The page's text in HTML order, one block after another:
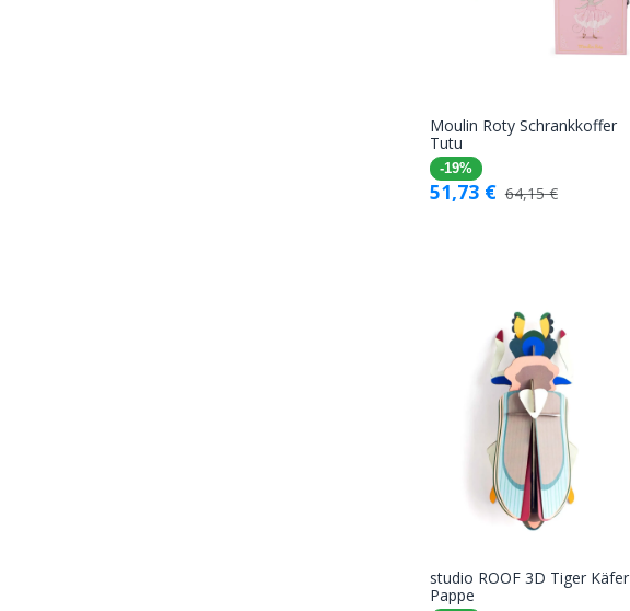
Moulin Roty Schrankkoffer
Tutu
-19%
51,73€ 64,15€
In den
studio ROOF 3D Tiger Käfer
Pappe